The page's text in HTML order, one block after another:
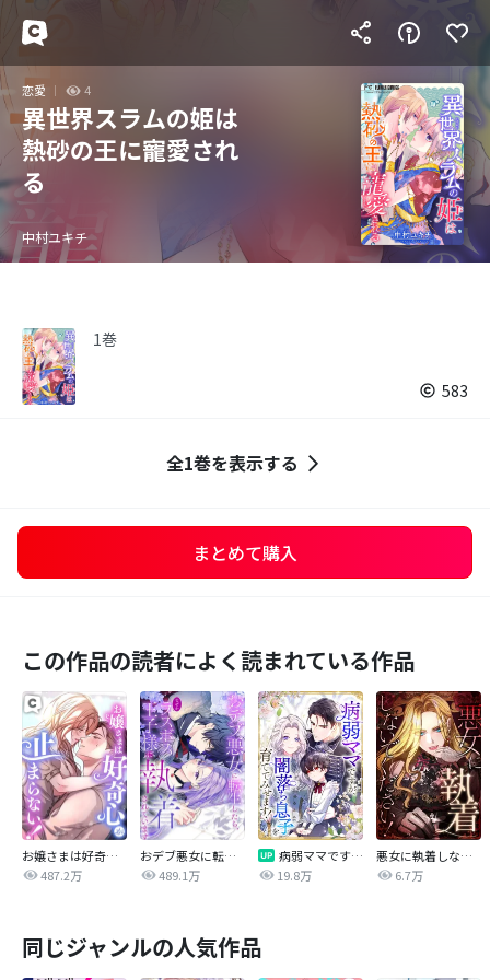
恋愛 4
異世界スラムの姫は
熱砂の王に寵愛され
る
中村ユキチ
1巻
583
全1巻を表示する
まとめて購入
この作品の読者によく読まれている作品
お嬢さまは好奇心が止まらない！
487.2万
おデブ悪女に転生したら、なぜかラスボス王子様に執着されています
489.1万
病弱ママですが、闇落ち息子を育ててみせます！【タテヨミ】
19.8万
悪女に執着しないでください！【タテヨミ】
6.7万
同じジャンルの人気作品